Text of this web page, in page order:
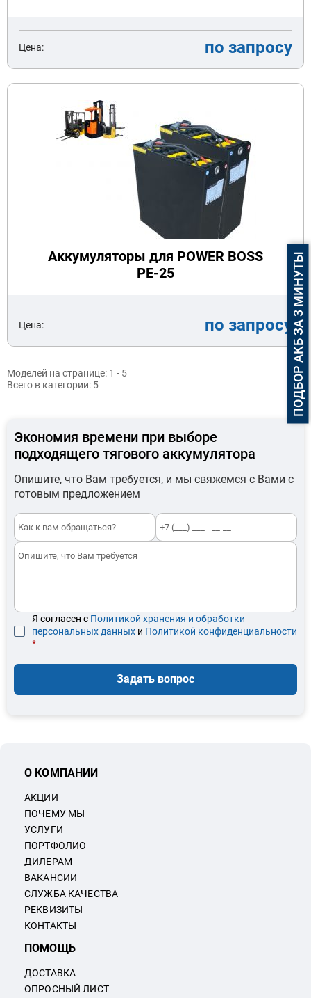
Цена: по запросу
Аккумуляторы для POWER BOSS
PE-25
Цена: по запросу
Моделей на странице: 1 - 5
Всего в категории: 5
Экономия времени при выборе
подходящего тягового аккумулятора
Опишите, что Вам требуется, и мы свяжемся с Вами с
готовым предложением
Я согласен с Политикой хранения и обработки
персональных данных и Политикой конфиденциальности
*
Задать вопрос
О КОМПАНИИ
АКЦИИ
ПОЧЕМУ МЫ
УСЛУГИ
ПОРТФОЛИО
ДИЛЕРАМ
ВАКАНСИИ
СЛУЖБА КАЧЕСТВА
РЕКВИЗИТЫ
КОНТАКТЫ
ПОМОЩЬ
ДОСТАВКА
ОПРОСНЫЙ ЛИСТ
ПОДБОР АКБ ЗА 3 МИНУТЫ